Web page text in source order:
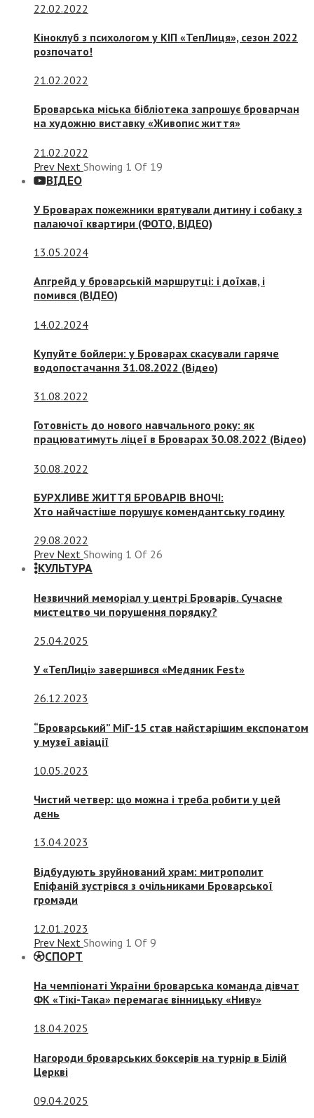
22.02.2022
Кіноклуб з психологом у КІП «ТепЛиця», сезон 2022
розпочато!
21.02.2022
Броварська міська бібліотека запрошує броварчан
на художню виставку «Живопис життя»
21.02.2022
Prev Next Showing 1 Of 19
ВІДЕО
У Броварах пожежники врятували дитину і собаку з
палаючої квартири (ФОТО, ВІДЕО)
13.05.2024
Апгрейд у броварській маршрутці: і доїхав, і
помився (ВІДЕО)
14.02.2024
Купуйте бойлери: у Броварах скасували гаряче
водопостачання 31.08.2022 (Відео)
31.08.2022
Готовність до нового навчального року: як
працюватимуть ліцеї в Броварах 30.08.2022 (Відео)
30.08.2022
БУРХЛИВЕ ЖИТТЯ БРОВАРІВ ВНОЧІ:
Хто найчастіше порушує комендантську годину
29.08.2022
Prev Next Showing 1 Of 26
КУЛЬТУРА
Незвичний меморіал у центрі Броварів. Сучасне
мистецтво чи порушення порядку?
25.04.2025
У «ТепЛиці» завершився «Медяник Fest»
26.12.2023
“Броварський” МіГ-15 став найстарішим експонатом
у музеї авіації
10.05.2023
Чистий четвер: що можна і треба робити у цей
день
13.04.2023
Відбудують зруйнований храм: митрополит
Епіфаній зустрівся з очільниками Броварської
громади
12.01.2023
Prev Next Showing 1 Of 9
СПОРТ
На чемпіонаті України броварська команда дівчат
ФК «Тікі-Така» перемагає вінницьку «Ниву»
18.04.2025
Нагороди броварських боксерів на турнір в Білій
Церкві
09.04.2025